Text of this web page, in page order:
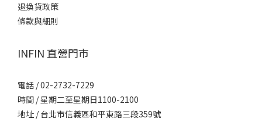
退換貨政策
條款與細則
INFIN 直營門市
電話 / 02-2732-7229
時間 / 星期二至星期日1100-2100
地址 / 台北市信義區和平東路三段359號